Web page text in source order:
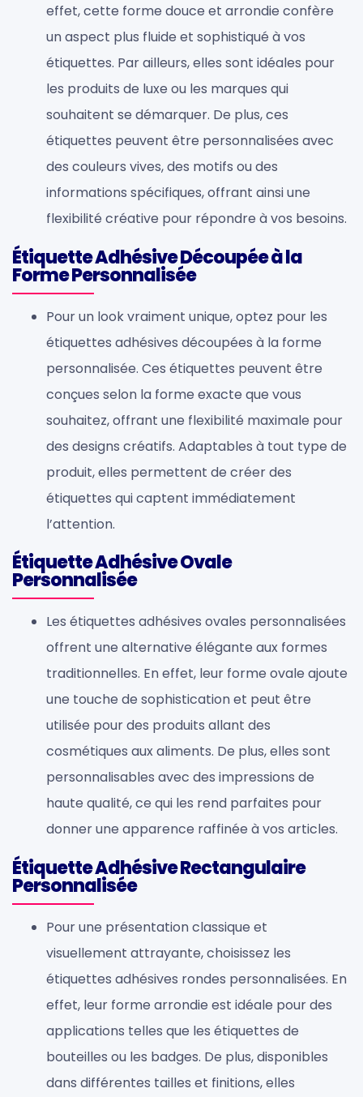
effet, cette forme douce et arrondie confère
un aspect plus fluide et sophistiqué à vos
étiquettes. Par ailleurs, elles sont idéales pour
les produits de luxe ou les marques qui
souhaitent se démarquer. De plus, ces
étiquettes peuvent être personnalisées avec
des couleurs vives, des motifs ou des
informations spécifiques, offrant ainsi une
flexibilité créative pour répondre à vos besoins.
Étiquette Adhésive Découpée à la
Forme Personnalisée
Pour un look vraiment unique, optez pour les
étiquettes adhésives découpées à la forme
personnalisée. Ces étiquettes peuvent être
conçues selon la forme exacte que vous
souhaitez, offrant une flexibilité maximale pour
des designs créatifs. Adaptables à tout type de
produit, elles permettent de créer des
étiquettes qui captent immédiatement
l’attention.
Étiquette Adhésive Ovale
Personnalisée
Les étiquettes adhésives ovales personnalisées
offrent une alternative élégante aux formes
traditionnelles. En effet, leur forme ovale ajoute
une touche de sophistication et peut être
utilisée pour des produits allant des
cosmétiques aux aliments. De plus, elles sont
personnalisables avec des impressions de
haute qualité, ce qui les rend parfaites pour
donner une apparence raffinée à vos articles.
Étiquette Adhésive Rectangulaire
Personnalisée
Pour une présentation classique et
visuellement attrayante, choisissez les
étiquettes adhésives rondes personnalisées. En
effet, leur forme arrondie est idéale pour des
applications telles que les étiquettes de
bouteilles ou les badges. De plus, disponibles
dans différentes tailles et finitions, elles